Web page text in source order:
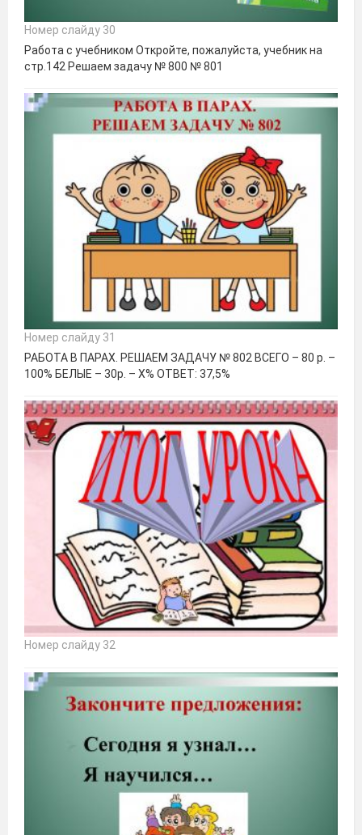
Номер слайду 30
Работа с учебником Откройте, пожалуйста, учебник на
стр.142 Решаем задачу № 800 № 801
Номер слайду 31
РАБОТА В ПАРАХ. РЕШАЕМ ЗАДАЧУ № 802 ВСЕГО – 80 р. –
100% БЕЛЫЕ – 30р. – Х% ОТВЕТ: 37,5%
Номер слайду 32